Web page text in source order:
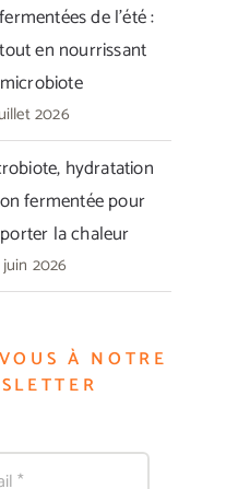
de l’été :
en nourrissant
2026
hydratation
fermentée pour
la chaleur
2026
À NOTRE